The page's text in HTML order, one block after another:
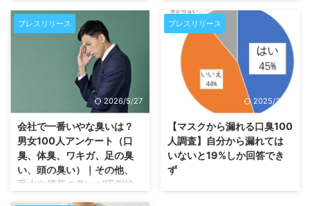
臭ケア商品を通販する株式会社い
いの製薬（本社：横浜、代表取締
役：飯野貴行）は、「口臭は？生
臭い・ドブ臭い・排水溝・うんこ
臭いなど口臭の表現から悩みを調
査」の結果をご報告します。 背
景：口臭は恥ずかしい 口臭で悩
む人は、他の人に相談できないケ
ースが多いです。過去のアンケー
ト結果でも医師にも相談するのが
恥ずかしいという心理が働くこと
が分かっています。 口臭外来は
東京・横浜・大阪などでも存在感
口臭を減らそう！99人の調査結
ルブレンなど口臭ケア商品を通販
する株式会社いいの製薬（本社：
横浜、代表取締役：飯野貴行）
は、「ルブレン電動舌ブラシ 超
音波 をお勧め！【汚れた舌でキ
スしたい？】汚れていたら舌磨き
をしてほしい！男性73％、女性
83%が回答」をご報告します。
※2022年4月インターネット100
人女性、100人男性アンケート
（自社調べ） キスをするときに
相手の舌の汚れが気になったこと
がありますか？ 女性100人のアン
ケート結果（男性の舌の汚れが気
プレスリリース
2026/5/27
会社で一番いやな臭いは？
男女100人アンケート（口
臭、体臭、ワキガ、足の臭
い、頭の臭い）｜その他、
香水や煙草の臭いが圧倒的
プレスリリース
2025/3/24
【マスクから漏れる口臭100
人調査】自分から漏れては
いないと19%しか回答でき
ず